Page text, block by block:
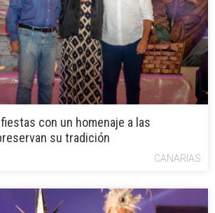
con un homenaje a las
su tradición
CANARIAS